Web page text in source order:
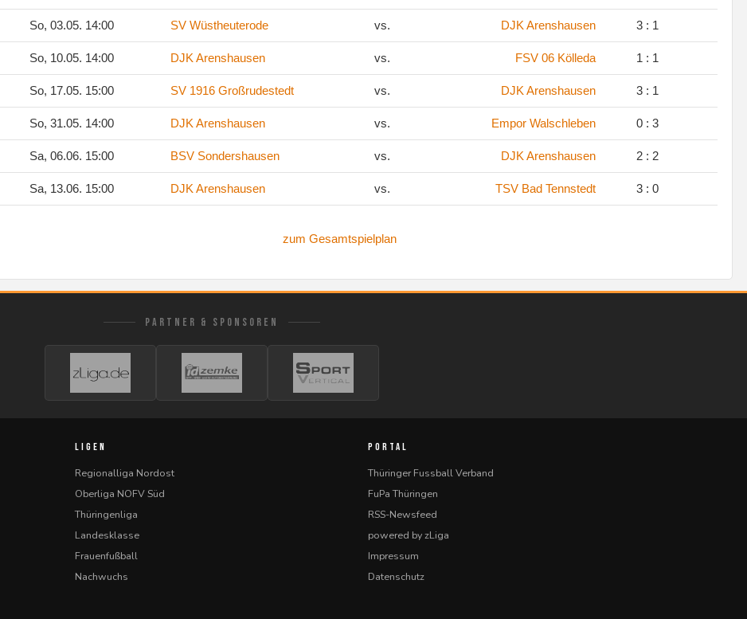
So, 03.05. 14:00 SV Wüstheuterode vs. DJK Arenshausen 3 : 1
So, 10.05. 14:00 DJK Arenshausen vs. FSV 06 Kölleda 1 : 1
So, 17.05. 15:00 SV 1916 Großrudestedt vs. DJK Arenshausen 3 : 1
So, 31.05. 14:00 DJK Arenshausen vs. Empor Walschleben 0 : 3
Sa, 06.06. 15:00 BSV Sondershausen vs. DJK Arenshausen 2 : 2
Sa, 13.06. 15:00 DJK Arenshausen vs. TSV Bad Tennstedt 3 : 0
zum Gesamtspielplan
PARTNER & SPONSOREN
LIGEN
Regionalliga Nordost
Oberliga NOFV Süd
Thüringenliga
Landesklasse
Frauenfußball
Nachwuchs
PORTAL
Thüringer Fussball Verband
FuPa Thüringen
RSS-Newsfeed
powered by zLiga
Impressum
Datenschutz